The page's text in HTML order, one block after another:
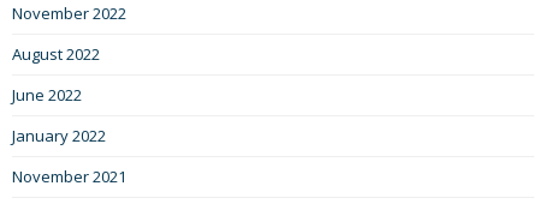
November 2022
August 2022
June 2022
January 2022
November 2021